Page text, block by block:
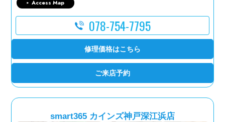
Access Map
078-754-7795
修理価格はこちら
ご来店予約
smart365 カインズ神戸深江浜店